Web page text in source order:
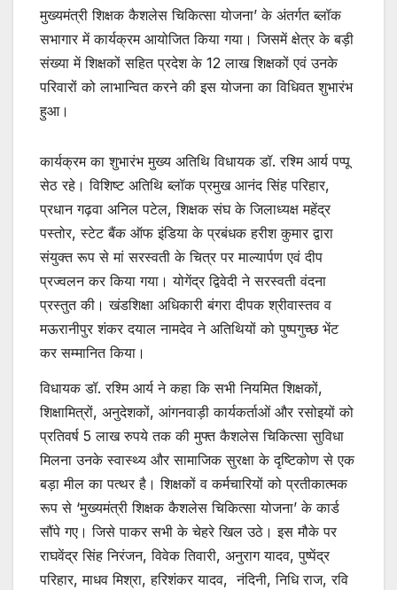
मुख्यमंत्री शिक्षक कैशलेस चिकित्सा योजना’ के अंतर्गत ब्लॉक
सभागार में कार्यक्रम आयोजित किया गया। जिसमें क्षेत्र के बड़ी
संख्या में शिक्षकों सहित प्रदेश के 12 लाख शिक्षकों एवं उनके
परिवारों को लाभान्वित करने की इस योजना का विधिवत शुभारंभ
हुआ।
कार्यक्रम का शुभारंभ मुख्य अतिथि विधायक डॉ. रश्मि आर्य पप्पू
सेठ रहे। विशिष्ट अतिथि ब्लॉक प्रमुख आनंद सिंह परिहार,
प्रधान गढ़वा अनिल पटेल, शिक्षक संघ के जिलाध्यक्ष महेंद्र
पस्तोर, स्टेट बैंक ऑफ इंडिया के प्रबंधक हरीश कुमार द्वारा
संयुक्त रूप से मां सरस्वती के चित्र पर माल्यार्पण एवं दीप
प्रज्वलन कर किया गया। योगेंद्र द्विवेदी ने सरस्वती वंदना
प्रस्तुत की। खंडशिक्षा अधिकारी बंगरा दीपक श्रीवास्तव व
मऊरानीपुर शंकर दयाल नामदेव ने अतिथियों को पुष्पगुच्छ भेंट
कर सम्मानित किया।
विधायक डॉ. रश्मि आर्य ने कहा कि सभी नियमित शिक्षकों,
शिक्षामित्रों, अनुदेशकों, आंगनवाड़ी कार्यकर्ताओं और रसोइयों को
प्रतिवर्ष 5 लाख रुपये तक की मुफ्त कैशलेस चिकित्सा सुविधा
मिलना उनके स्वास्थ्य और सामाजिक सुरक्षा के दृष्टिकोण से एक
बड़ा मील का पत्थर है। शिक्षकों व कर्मचारियों को प्रतीकात्मक
रूप से ‘मुख्यमंत्री शिक्षक कैशलेस चिकित्सा योजना’ के कार्ड
सौंपे गए। जिसे पाकर सभी के चेहरे खिल उठे। इस मौके पर
राघवेंद्र सिंह निरंजन, विवेक तिवारी, अनुराग यादव, पुष्पेंद्र
परिहार, माधव मिश्रा, हरिशंकर यादव, नंदिनी, निधि राज, रवि